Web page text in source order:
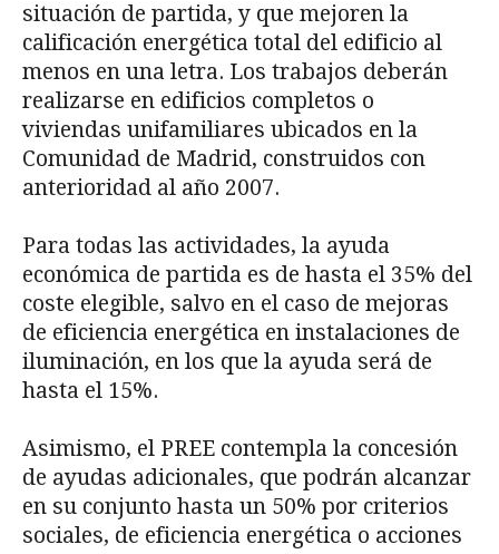
situación de partida, y que mejoren la
calificación energética total del edificio al
menos en una letra. Los trabajos deberán
realizarse en edificios completos o
viviendas unifamiliares ubicados en la
Comunidad de Madrid, construidos con
anterioridad al año 2007.
Para todas las actividades, la ayuda
económica de partida es de hasta el 35% del
coste elegible, salvo en el caso de mejoras
de eficiencia energética en instalaciones de
iluminación, en los que la ayuda será de
hasta el 15%.
Asimismo, el PREE contempla la concesión
de ayudas adicionales, que podrán alcanzar
en su conjunto hasta un 50% por criterios
sociales, de eficiencia energética o acciones